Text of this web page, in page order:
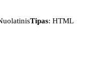
Tipas: HTML